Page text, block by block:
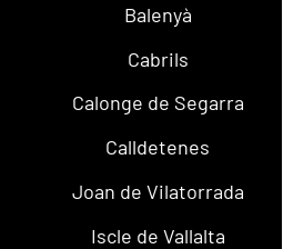
Balenyà
Cabrils
Calonge de Segarra
Calldetenes
Joan de Vilatorrada
Iscle de Vallalta